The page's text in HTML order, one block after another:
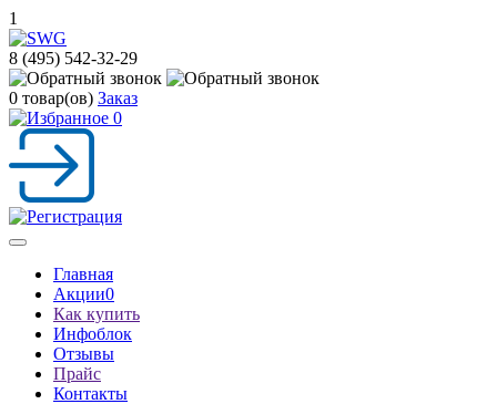
1
8 (495) 542-32-29
0 товар(ов) Заказ
0
Toggle
navigationГлавная
Акции0
Как купить
Инфоблок
Отзывы
Прайс
Контакты